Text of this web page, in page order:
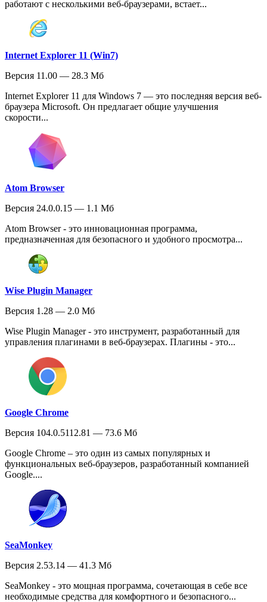
работают с несколькими веб-браузерами, встает...
Internet Explorer 11 (Win7)
Версия 11.00 — 28.3 Мб
Internet Explorer 11 для Windows 7 — это последняя версия веб-
браузера Microsoft. Он предлагает общие улучшения
скорости...
Atom Browser
Версия 24.0.0.15 — 1.1 Мб
Atom Browser - это инновационная программа,
предназначенная для безопасного и удобного просмотра...
Wise Plugin Manager
Версия 1.28 — 2.0 Мб
Wise Plugin Manager - это инструмент, разработанный для
управления плагинами в веб-браузерах. Плагины - это...
Google Chrome
Версия 104.0.5112.81 — 73.6 Мб
Google Chrome – это один из самых популярных и
функциональных веб-браузеров, разработанный компанией
Google....
SeaMonkey
Версия 2.53.14 — 41.3 Мб
SeaMonkey - это мощная программа, сочетающая в себе все
необходимые средства для комфортного и безопасного...